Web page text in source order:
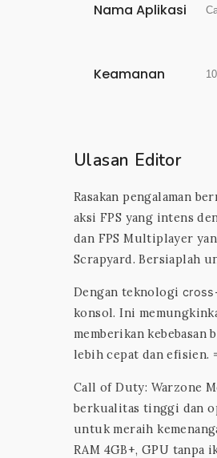
Nama Aplikasi
Keamanan
Ulasan Editor
Rasakan pengalaman
aksi FPS yang intens
dan FPS Multiplayer
Scrapyard. Bersiaplah
Dengan teknologi
konsol. Ini
memberikan
lebih cepat dan efisien.
Call of Duty: Warzone
berkualitas tinggi dan
untuk meraih
RAM 4GB+, GPU tanpa